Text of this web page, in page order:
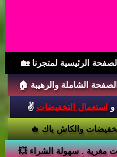
🏡
🏠
و استعمال التخفيضات